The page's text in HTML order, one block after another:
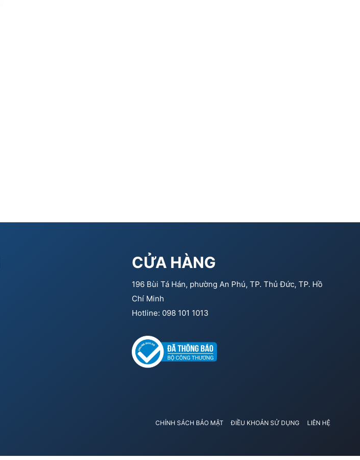
CỬA HÀNG
196 Bùi Tá Hán, phường An Phú, TP. Thủ Đức, TP. Hồ
Chí Minh
Hotline: 098 101 1013
CHÍNH SÁCH BẢO MẬT ĐIỀU KHOẢN SỬ DỤNG LIÊN HỆ